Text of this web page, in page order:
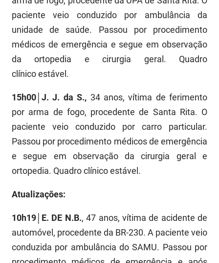
PBGÁS
PBTUR
Projeto Cooperar
PROCON
SUDEMA
SUPLAN
paciente veio conduzido por ambulância da
unidade de saúde. Passou por procedimento
médicos de emergência e segue em observação
da ortopedia e cirurgia geral. Quadro
clínicoestável.
15h00│J. J. da S., 34 anos, vítima de ferimento
por arma de fogo, procedente de Santa Rita. O
paciente veio conduzido por carro particular.
Passou por procedimento médicos de emergência
e segue em observação da cirurgia geral e
ortopedia. Quadro clínicoestável.
Atualizações:
10h19│E. DE N.B., 47 anos, vítima de acidente de
automóvel, procedente da BR-230. A paciente veio
conduzida por ambulância do SAMU. Passou por